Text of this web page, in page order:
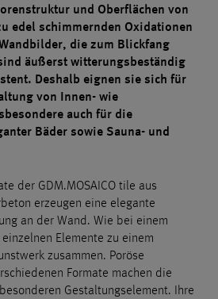
und Oberflächen von
edel schimmernden Oxidationen
die zum Blickfang
äußerst witterungsbeständig
Deshalb eignen sie sich für
von Innen- wie
auch für die
Bäder sowie Sauna- und
der GDM.MOSAICO tile aus
erzeugen eine elegante
an der Wand. Wie bei einem
Elemente zu einem
zusammen. Poröse
Formate machen die
Gestaltungselement. Ihre